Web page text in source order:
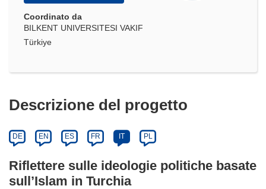
Coordinato da
BILKENT UNIVERSITESI VAKIF
Türkiye
Descrizione del progetto
DE EN ES FR IT PL
Riflettere sulle ideologie politiche basate
sull’Islam in Turchia